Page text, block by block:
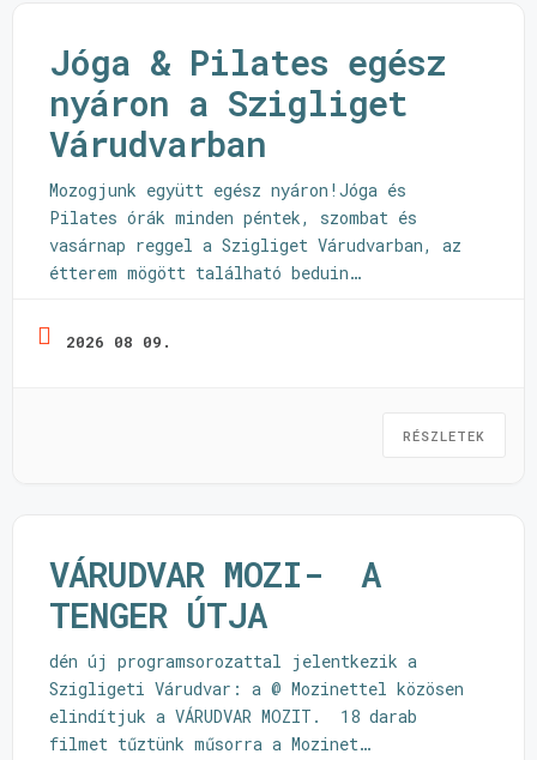
Jóga & Pilates egész
nyáron a Szigliget
Várudvarban
Mozogjunk együtt egész nyáron!Jóga és
Pilates órák minden péntek, szombat és
vasárnap reggel a Szigliget Várudvarban, az
étterem mögött található beduin
Orsolya és Ryszka Nóra. Bővebb infó és
2026 08 09.
RÉSZLETEK
VÁRUDVAR MOZI- A
TENGER ÚTJA
dén új programsorozattal jelentkezik a
Szigligeti Várudvar: a @ Mozinettel közösen
elindítjuk a VÁRUDVAR MOZIT. 18 darab
filmet tűztünk műsorra a Mozinet